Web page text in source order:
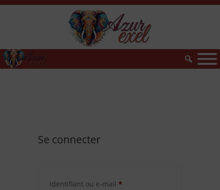
Se connecter
Identifiant ou e-mail *Obligatoire